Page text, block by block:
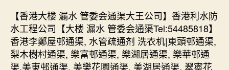
【香港大楼 漏水 管委会通渠大王公司】香港利水防
水工程公司【大楼 漏水 管委会通渠Tel:54485818】
香港李鄭屋邨通渠, 水管疏通剂 洗衣机|東頭邨通渠,
梨木樹村通渠, 樂富邨通渠, 樂湖居通渠, 樂華邨通
渠,美東邨通渠, 美樂花園通渠, 美湖居通渠, 翠寧花